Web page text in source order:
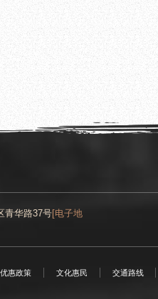
2026.05.29
成都杜甫草堂博物馆关于48号办公区配电设备
青华路37号[电子地
优惠政策 文化惠民 交通路线